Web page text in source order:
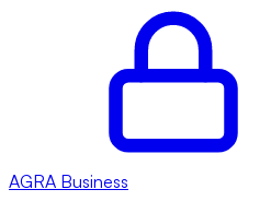
AGRA Business